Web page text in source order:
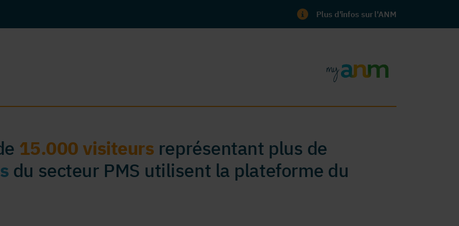
Plus d'infos sur l'ANM
15.000 visiteurs représentant plus de
du secteur PMS utilisent la plateforme du